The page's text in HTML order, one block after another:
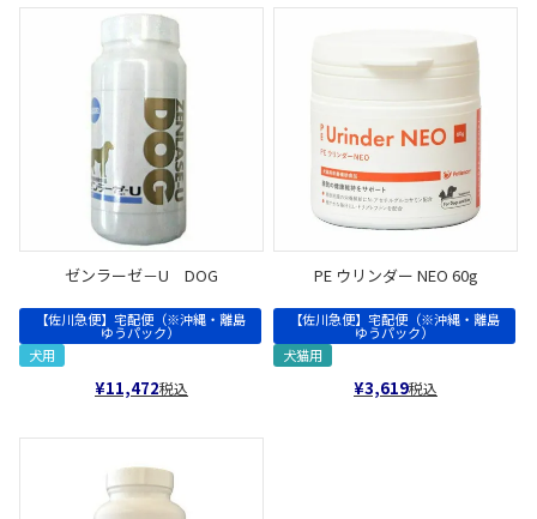
ゼンラーゼ－U DOG
【佐川急便】宅配便（※沖縄・離島
ゆうパック）
犬用
¥11,472税込
PE ウリンダー NEO 60g
【佐川急便】宅配便（※沖縄・離島
ゆうパック）
犬猫用
¥3,619税込